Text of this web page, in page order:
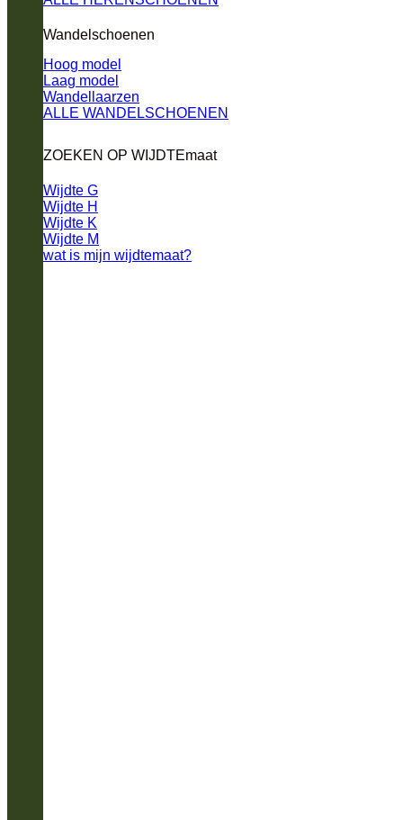
Wandelschoenen
Hoog model
Laag model
Wandellaarzen
ALLE WANDELSCHOENEN
ZOEKEN OP WIJDTEmaat
Wijdte G
Wijdte H
Wijdte K
Wijdte M
wat is mijn wijdtemaat?